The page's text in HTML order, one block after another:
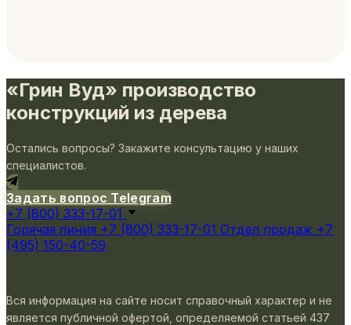
«Грин Вуд» производство
конструкций из дерева
Остались вопросы? Закажите консультацию у наших
специалистов.
Задать вопрос Telegram
+7 (800) 333-17-01
Горячая линия +7 (800) 333-17-01 Отдел продаж +7
(495) 150-40-59
Вся информация на сайте носит справочный характер и не
является публичной офертой, определяемой статьей 437